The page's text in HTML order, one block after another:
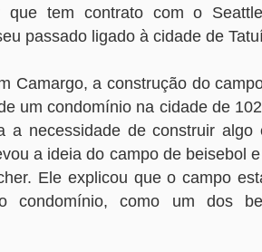
que tem contrato com o
passado ligado à cidade de
Camargo, a construção do
um condomínio na cidade de
a necessidade de construir
a ideia do campo de beisebol
Ele explicou que o campo
condomínio, como um dos